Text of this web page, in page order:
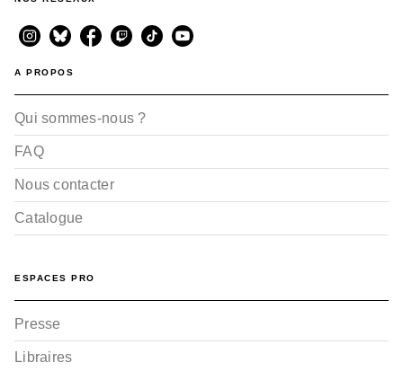
A PROPOS
Qui sommes-nous ?
FAQ
Nous contacter
Catalogue
ESPACES PRO
Presse
Libraires